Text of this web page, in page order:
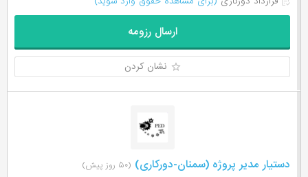
ارسال رزومه
نشان کردن
دستیار مدیر پروژه (سمنان-دورکاری) (۵۰ روز پیش)